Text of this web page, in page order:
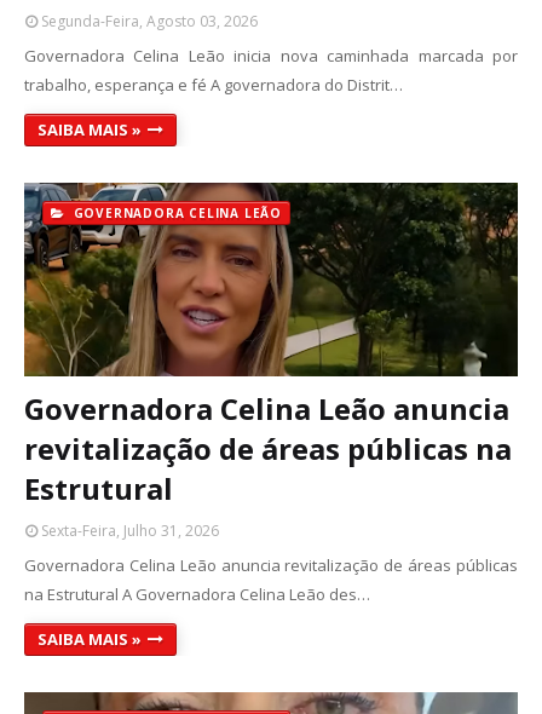
Segunda-Feira, Agosto 03, 2026
Governadora Celina Leão inicia nova caminhada marcada por
trabalho, esperança e fé A governadora do Distrit…
SAIBA MAIS »
GOVERNADORA CELINA LEÃO
Governadora Celina Leão anuncia
revitalização de áreas públicas na
Estrutural
Sexta-Feira, Julho 31, 2026
Governadora Celina Leão anuncia revitalização de áreas públicas
na Estrutural A Governadora Celina Leão des…
SAIBA MAIS »